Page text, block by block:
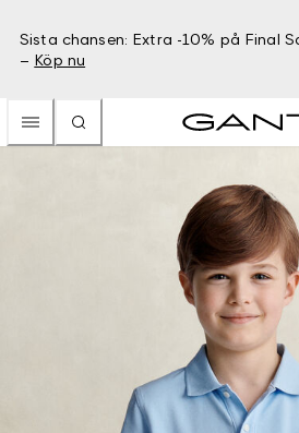
Sista chansen: Extra -10% på Final
– Köp nu